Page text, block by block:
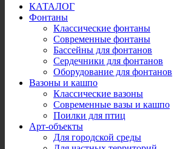
КАТАЛОГ
Фонтаны
Классические фонтаны
Современные фонтаны
Бассейны для фонтанов
Сердечники для фонтанов
Оборудование для фонтанов
Вазоны и кашпо
Классические вазоны
Современные вазы и кашпо
Поилки для птиц
Арт-объекты
Для городской среды